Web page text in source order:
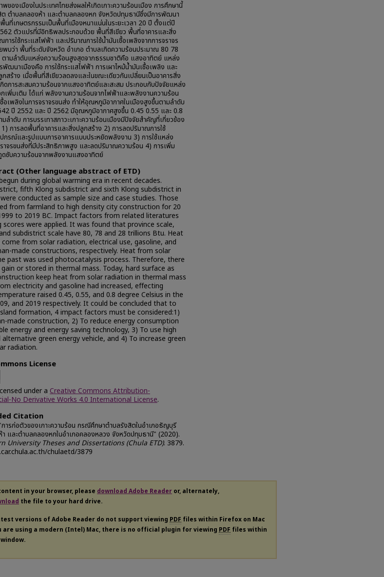
ของเมืองในประเทศไทยส่งผลให้เกิดเกาะความร้อนเมือง การศึกษานี้
ตำบลคลองห้า และตำบลคลองหก จังหวัดปทุมธานีซึ่งมีการพัฒนา
นที่เกษตรกรรมเป็นพื้นที่เมืองหนาแน่นในระยะเวลา 20 ปี ตั้งแต่ปี
ตัวแปรที่มีอิทธิพลประกอบด้วย พื้นที่สีเขียว พื้นที่อาคารและสิ่ง
ารใช้กระแสไฟฟ้า และปริมาณการใช้น้ำมันเชื้อเพลิงจากการจราจร
พบว่า พื้นที่ระดับจังหวัด อำเภอ ตำบลเกิดความร้อนประมาณ 80 78
ตามลำดับแหล่งความร้อนสูงสุดจากธรรมชาติคือ แสงอาทิตย์ แหล่ง
พัฒนาเมืองคือ การใช้กระแสไฟฟ้า การเผาไหม้น้ำมันเชื้อเพลิง และ
สร้าง เมื่อพื้นที่สีเขียวลดลงและในขณะเดียวกันเปลี่ยนเป็นอาคารสิ่ง
ดการสะสมความร้อนจากแสงอาทิตย์และสะสม ประกอบกับปัจจัยแหล่ง
เพิ่มเติม ได้แก่ พลังงานความร้อนจากไฟฟ้าและพลังงานความร้อน
ชื้อเพลิงในการจราจรขนส่ง ทำให้อุณหภูมิอากาศในเมืองสูงขึ้นตามลำดับ
ปี 2552 และ ปี 2562 มีอุณหภูมิอากาศสูงขึ้น 0.45 0.55 และ 0.8
มลำดับ การบรรเทาสภาวะเกาะความร้อนเมืองมีปัจจัยสำคัญที่เกี่ยวข้อง
1) การลดพื้นที่อาคารและสิ่งปลูกสร้าง 2) การลดปริมาณการใช้
กรณ์และรูปแบบการอาคารแบบประหยัดพลังงาน 3) การใช้แหล่ง
าจรขนส่งที่มีประสิทธิภาพสูง และลดปริมาณความร้อน 4) การเพิ่ม
ซับความร้อนจากพลังงานแสงอาทิตย์
(Other language abstract of ETD)
during global warming era in recent decades.
fifth Klong subdistrict and sixth Klong subdistrict in
conducted as sample size and case studies. Those
from farmland to high density city construction for 20
to 2019 BC. Impact factors from related literatures
scores were applied. It was found that province scale,
subdistrict scale have 80, 78 and 28 trillions Btu. Heat
from solar radiation, electrical use, gasoline, and
made constructions, respectively. Heat from solar
past was used photocatalysis process. Therefore, there
or stored in thermal mass. Today, hard surface as
keep heat from solar radiation in thermal mass
electricity and gasoline had increased, effecting
raised 0.45, 0.55, and 0.8 degree Celsius in the
and 2019 respectively. It could be concluded that to
formation, 4 impact factors must be considered:1)
made construction, 2) To reduce energy consumption
energy and energy saving technology, 3) To use high
green energy vehicle, and 4) To increase green
radiation.
License
under a Creative Commons Attribution-
No Derivative Works 4.0 International License.
Citation
การก่อตัวของเกาะความร้อน กรณีศึกษาตำบลรังสิตในอำเภอธัญบุรี
และตำบลคลองหกในอำเภอคลองหลวง จังหวัดปทุมธานี" (2020).
University Theses and Dissertations (Chula ETD). 3879.
chulaetd/3879
in your browser, please download Adobe Reader or, alternately,
the file to your hard drive.
versions of Adobe Reader do not support viewing PDF files within Firefox on Mac
are using a modern (Intel) Mac, there is no official plugin for viewing PDF files within